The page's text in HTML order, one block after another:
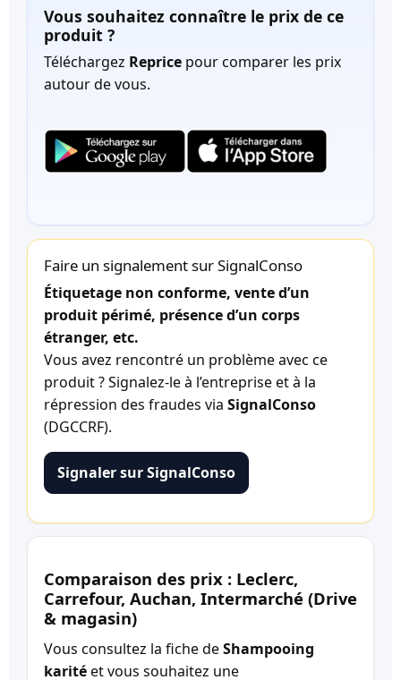
Vous souhaitez connaître le prix de ce
produit ?
Téléchargez Reprice pour comparer les prix
autour de vous.
Faire un signalement sur SignalConso
Étiquetage non conforme, vente d’un
produit périmé, présence d’un corps
étranger, etc.
Vous avez rencontré un problème avec ce
produit ? Signalez-le à l’entreprise et à la
répression des fraudes via SignalConso
(DGCCRF).
Signaler sur SignalConso
Comparaison des prix : Leclerc,
Carrefour, Auchan, Intermarché (Drive
& magasin)
Vous consultez la fiche deShampooing
karitéet vous souhaitez une